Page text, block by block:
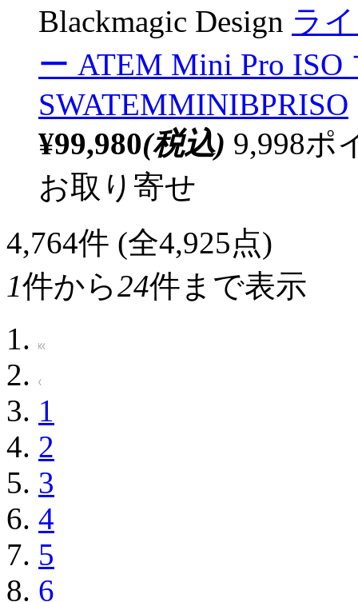
Blackmagic Design ラ
ー ATEM Mini Pro ISO
SWATEMMINIBPRISO
¥99,980(税込) 9,998ポ
お取り寄せ
4,764件 (全4,925点)
1件から24件まで表示
1
2
3
4
5
6